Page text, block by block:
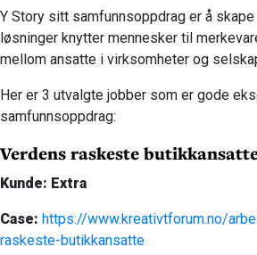
Y Story sitt samfunnsoppdrag er å
løsninger knytter mennesker til
mellom ansatte i virksomheter og
Her er 3 utvalgte jobber som er gode
samfunnsoppdrag:
Verdens raskeste
Kunde: Extra
Case: https://www.kreativtforum.no/
raskeste-butikkansatte